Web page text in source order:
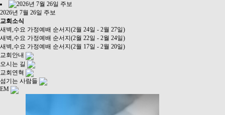
2026년 7월 26일 주보
교회소식
새벽,수요 가정예배 순서지(2월 24일 - 2월 27일)
새벽,수요 가정예배 순서지(2월 22일 - 2월 24일)
새벽,수요 가정예배 순서지(2월 17일 - 2월 20일)
교회안내
오시는 길
교회연혁
섬기는 사람들
EM